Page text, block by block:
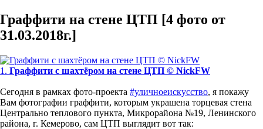
Граффити на стене ЦТП [4 фото от
31.03.2018г.]
1. Граффити с шахтёром на стене ЦТП © NickFW
Сегодня в рамках фото-проекта #уличноеискусство, я покажу
Вам фотографии граффити, которым украшена торцевая стена
Центрально теплового пункта, Микрорайона №19, Ленинского
района, г. Кемерово, сам ЦТП выглядит вот так: